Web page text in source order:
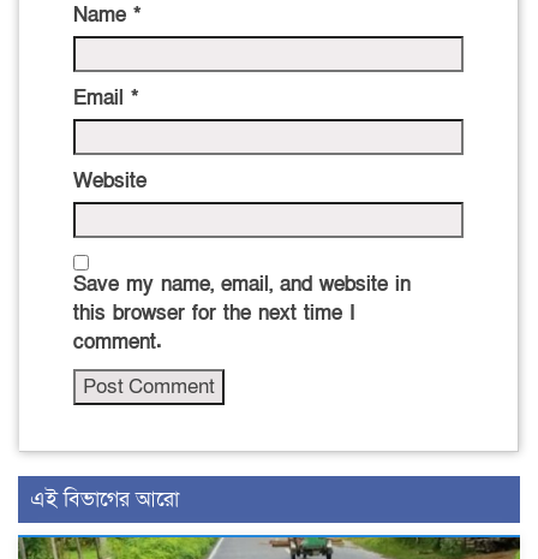
Name *
Email *
Website
Save my name, email, and website in
this browser for the next time I
comment.
এই বিভাগের আরো